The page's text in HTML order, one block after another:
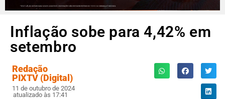
Inflação sobe para 4,42% em
setembro
Redação
PIXTV (Digital)
11 de outubro de 2024
atualizado às 17:41